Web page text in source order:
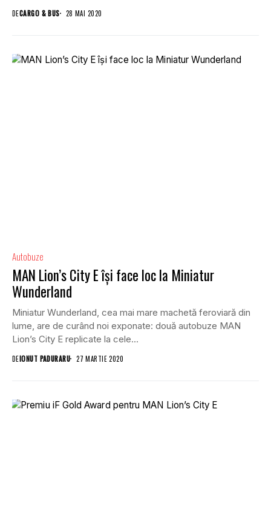
DECARGO & BUS 28 MAI 2020
Autobuze
MAN Lion’s City E își face loc la Miniatur
Wunderland
Miniatur Wunderland, cea mai mare machetă feroviară din
lume, are de curând noi exponate: două autobuze MAN
Lion’s City E replicate la cele...
DEIONUT PADURARU 27 MARTIE 2020